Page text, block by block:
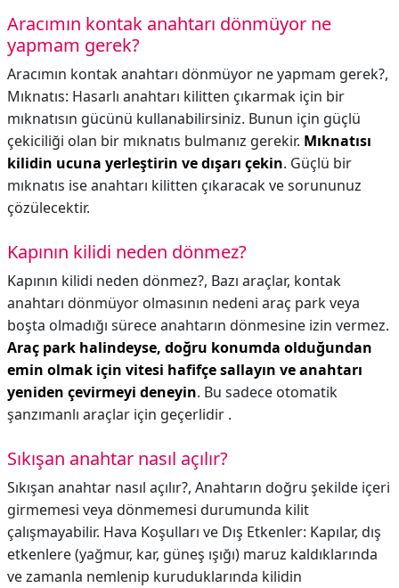
Aracımın kontak anahtarı dönmüyor ne
yapmam gerek?
Aracımın kontak anahtarı dönmüyor ne yapmam gerek?,
Mıknatıs: Hasarlı anahtarı kilitten çıkarmak için bir
mıknatısın gücünü kullanabilirsiniz. Bunun için güçlü
çekiciliği olan bir mıknatıs bulmanız gerekir. Mıknatısı
kilidin ucuna yerleştirin ve dışarı çekin. Güçlü bir
mıknatıs ise anahtarı kilitten çıkaracak ve sorununuz
çözülecektir.
Kapının kilidi neden dönmez?
Kapının kilidi neden dönmez?, Bazı araçlar, kontak
anahtarı dönmüyor olmasının nedeni araç park veya
boşta olmadığı sürece anahtarın dönmesine izin vermez.
Araç park halindeyse, doğru konumda olduğundan
emin olmak için vitesi hafifçe sallayın ve anahtarı
yeniden çevirmeyi deneyin. Bu sadece otomatik
şanzımanlı araçlar için geçerlidir .
Sıkışan anahtar nasıl açılır?
Sıkışan anahtar nasıl açılır?, Anahtarın doğru şekilde içeri
girmemesi veya dönmemesi durumunda kilit
çalışmayabilir. Hava Koşulları ve Dış Etkenler: Kapılar, dış
etkenlere (yağmur, kar, güneş ışığı) maruz kaldıklarında
ve zamanla nemlenip kuruduklarında kilidin